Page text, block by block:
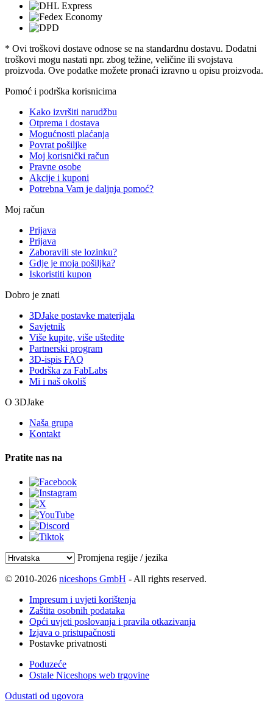
* Ovi troškovi dostave odnose se na standardnu ​​dostavu. Dodatni
troškovi mogu nastati npr. zbog težine, veličine ili svojstava
proizvoda. Ove podatke možete pronaći izravno u opisu proizvoda.
Pomoć i podrška korisnicima
Kako izvršiti narudžbu
Otprema i dostava
Mogućnosti plaćanja
Povrat pošiljke
Moj korisnički račun
Pravne osobe
Akcije i kuponi
Potrebna Vam je daljnja pomoć?
Moj račun
Prijava
Prijava
Zaboravili ste lozinku?
Gdje je moja pošiljka?
Iskoristiti kupon
Dobro je znati
3DJake postavke materijala
Savjetnik
Više kupite, više uštedite
Partnerski program
3D-ispis FAQ
Podrška za FabLabs
Mi i naš okoliš
O 3DJake
Naša grupa
Kontakt
Pratite nas na
Promjena regije / jezika
© 2010-2026 niceshops GmbH - All rights reserved.
Impresum i uvjeti korištenja
Zaštita osobnih podataka
Opći uvjeti poslovanja i pravila otkazivanja
Izjava o pristupačnosti
Postavke privatnosti
Poduzeće
Ostale Niceshops web trgovine
Odustati od ugovora